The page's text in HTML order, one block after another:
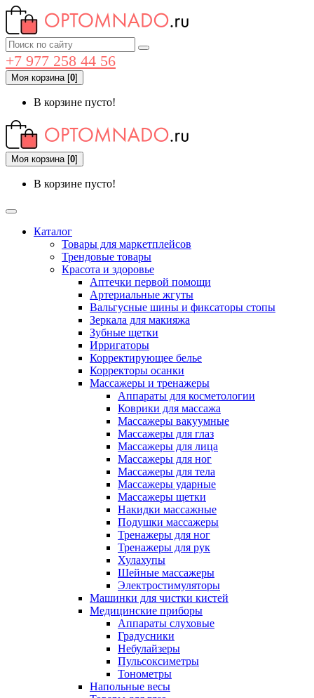
+7 977 258 44 56
Моя корзина[0]
В корзине пусто!
Моя корзина[0]
В корзине пусто!
Каталог
Товары для маркетплейсов
Трендовые товары
Красота и здоровье
Аптечки первой помощи
Артериальные жгуты
Вальгусные шины и фиксаторы стопы
Зеркала для макияжа
Зубные щетки
Ирригаторы
Корректирующее белье
Корректоры осанки
Массажеры и тренажеры
Аппараты для косметологии
Коврики для массажа
Массажеры вакуумные
Массажеры для глаз
Массажеры для лица
Массажеры для ног
Массажеры для тела
Массажеры ударные
Массажеры щетки
Накидки массажные
Подушки массажеры
Тренажеры для ног
Тренажеры для рук
Хулахупы
Шейные массажеры
Электростимуляторы
Машинки для чистки кистей
Медицинские приборы
Аппараты слуховые
Градусники
Небулайзеры
Пульсоксиметры
Тонометры
Напольные весы